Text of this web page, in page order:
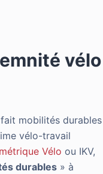
vélo
mobilités durables
vélo-travail
Vélo ou IKV,
durables » à